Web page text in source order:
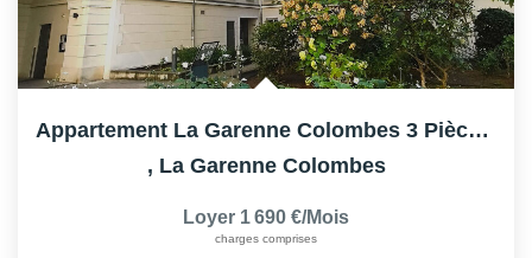
Appartement La Garenne Colombes 3 Pièce(s) 60 M2
, La Garenne Colombes
Loyer 1 690 €/mois
charges comprises